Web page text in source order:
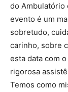
do Ambulatório
evento é um
sobretudo,
carinho, sobre
esta data com
rigorosa
Temos como